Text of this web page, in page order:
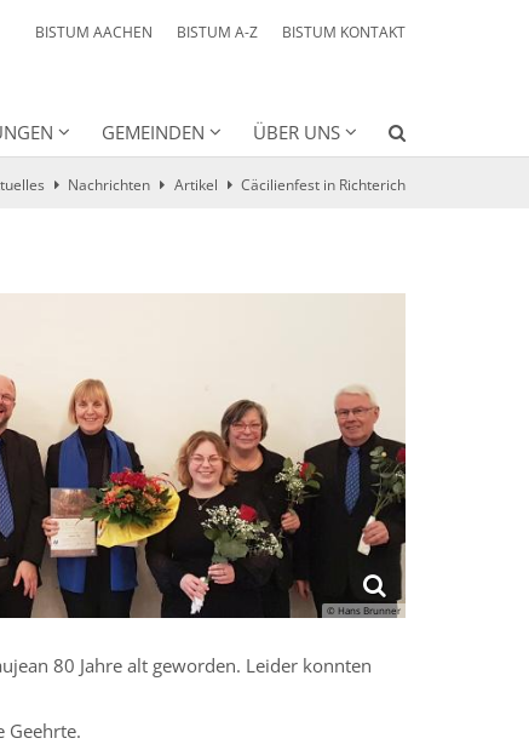
BISTUM AACHEN BISTUM A-Z BISTUM KONTAKT
GEMEINDEN ÜBER UNS
Nachrichten Artikel Cäcilienfest in Richterich
© Hans Brunner
80 Jahre alt geworden. Leider konnten
Geehrte.